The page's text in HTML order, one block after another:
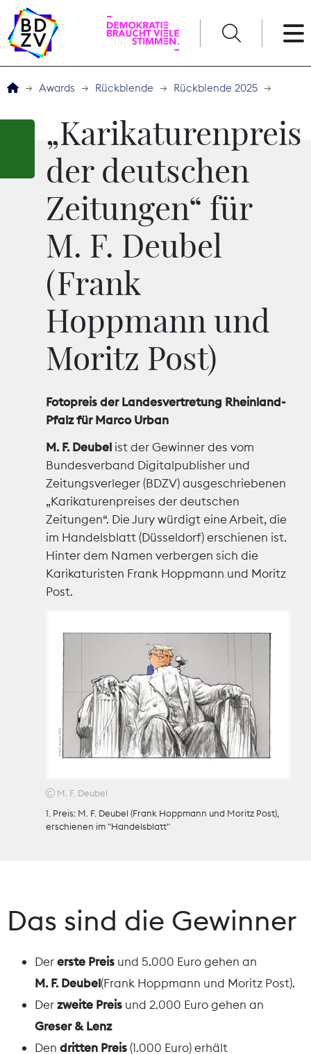
Der BDZV
Veranstaltungen
Service
THEMEN
Medienpolitik
Nachhaltigkeit
Nachwuchs
Nova Award
Pressefreiheit
Recht
Theodor-Wolff-Preis
Wächterpreis
ALLE THEMEN
English
Awards Rückblende Rückblende 2025
„Karikaturenpreis
der deutschen
Zeitungen“ für
M. F. Deubel
(Frank
Hoppmann und
Moritz Post)
Fotopreis der Landesvertretung Rheinland-
Pfalz für Marco Urban
M. F. Deubel ist der Gewinner des vom
Bundesverband Digitalpublisher und
Zeitungsverleger (BDZV) ausgeschriebenen
„Karikaturenpreises der deutschen
Zeitungen“. Die Jury würdigt eine Arbeit, die
im Handelsblatt (Düsseldorf) erschienen ist.
Hinter dem Namen verbergen sich die
Karikaturisten Frank Hoppmann und Moritz
Post.
M. F. Deubel
1. Preis: M. F. Deubel (Frank Hoppmann und Moritz Post),
erschienen im "Handelsblatt"
Das sind die Gewinner
Dererste Preis und 5.000 Euro gehen an
M. F. Deubel(Frank Hoppmann und Moritz Post).
Derzweite Preis und 2.000 Euro gehen an
Greser & Lenz
Den dritten Preis(1.000 Euro) erhält